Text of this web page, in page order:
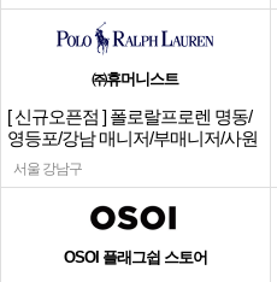
㈜휴머니스트
[ 신규오픈점 ] 폴로랄프로렌 명동/
영등포/강남 매니저/부매니저/사원
서울 강남구
OSOI 플래그쉽 스토어